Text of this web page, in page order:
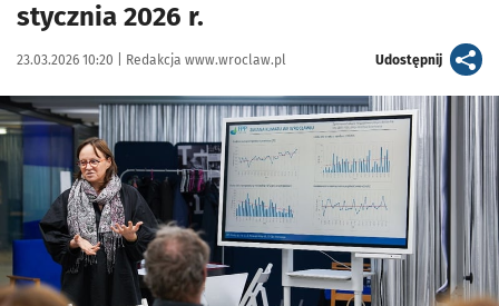
stycznia 2026 r.
Data publikacji:
23.03.2026 10:20 | Autor:
Redakcja www.wroclaw.pl Udostępnijartykuł
Kliknij, aby powiększyć